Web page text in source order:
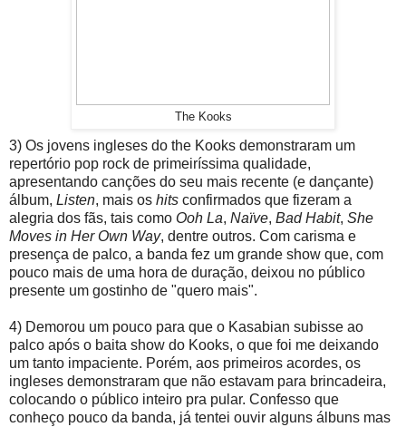
The Kooks
3) Os jovens ingleses do the Kooks demonstraram um
repertório pop rock de primeiríssima qualidade,
apresentando canções do seu mais recente (e dançante)
álbum, Listen, mais os hits confirmados que fizeram a
alegria dos fãs, tais como Ooh La, Naïve, Bad Habit, She
Moves in Her Own Way, dentre outros. Com carisma e
presença de palco, a banda fez um grande show que, com
pouco mais de uma hora de duração, deixou no público
presente um gostinho de "quero mais".
4) Demorou um pouco para que o Kasabian subisse ao
palco após o baita show do Kooks, o que foi me deixando
um tanto impaciente. Porém, aos primeiros acordes, os
ingleses demonstraram que não estavam para brincadeira,
colocando o público inteiro pra pular. Confesso que
conheço pouco da banda, já tentei ouvir alguns álbuns mas